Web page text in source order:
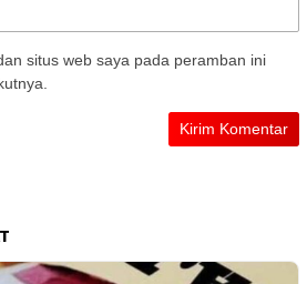
situs web saya pada peramban ini